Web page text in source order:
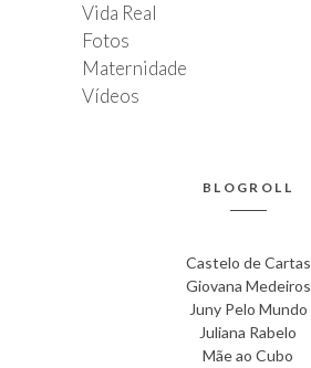
Vida Real
Fotos
Maternidade
Vídeos
BLOGROLL
Castelo de Cartas
Giovana Medeiros
Juny Pelo Mundo
Juliana Rabelo
Mãe ao Cubo